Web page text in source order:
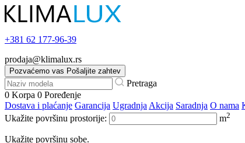
+381 62 177-96-39
prodaja@klimalux.rs
Pozvaćemo vas Pošaljite zahtev
Pretraga
0 Korpa 0 Poređenje
Dostava i plaćanje Garancija Ugradnja Akcija Saradnja O nama
Ukažite površinu prostorije:
m2
Ukažite površinu sobe.